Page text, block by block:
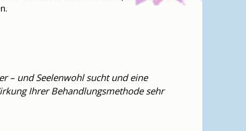
– und Seelenwohl sucht und eine
Ihrer Behandlungsmethode sehr